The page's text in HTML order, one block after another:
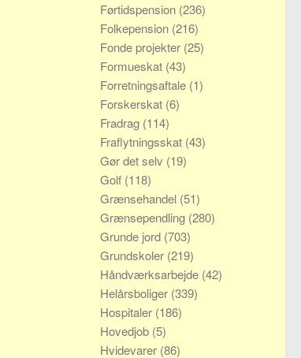
Førtidspension (236)
Folkepension (216)
Fonde projekter (25)
Formueskat (43)
Forretningsaftale (1)
Forskerskat (6)
Fradrag (114)
Fraflytningsskat (43)
Gør det selv (19)
Golf (118)
Grænsehandel (51)
Grænsependling (280)
Grunde jord (703)
Grundskoler (219)
Håndværksarbejde (42)
Helårsboliger (339)
Hospitaler (186)
Hovedjob (5)
Hvidevarer (86)